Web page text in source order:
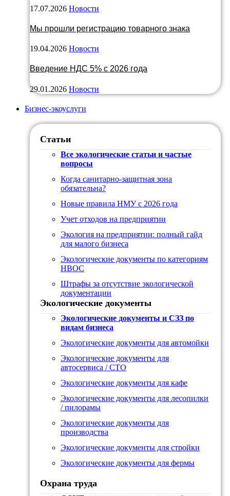
17.07.2026 Новости
Мы прошли регистрацию товарного знака
19.04.2026 Новости
Введение НДС 5% с 2026 года
29.01.2026 Новости
Бизнес-экоуслуги
Статьи
Все экологические статьи и частые
вопросы
Когда санитарно-защитная зона
обязательна?
Новые правила НМУ с 2026 года
Учет отходов на предприятии
Экология на предприятии: полный гайд
для малого бизнеса
Экологические документы по категориям
НВОС
Штрафы за отсутствие экологической
документации
Экологические документы
Экологические документы и СЗЗ по
видам бизнеса
Экологические документы для автомойки
Экологические документы для
автосервиса / СТО
Экологические документы для кафе
Экологические документы для лесопилки
/ пилорамы
Экологические документы для
производства
Экологические документы для стройки
Экологические документы для фермы
Охрана труда